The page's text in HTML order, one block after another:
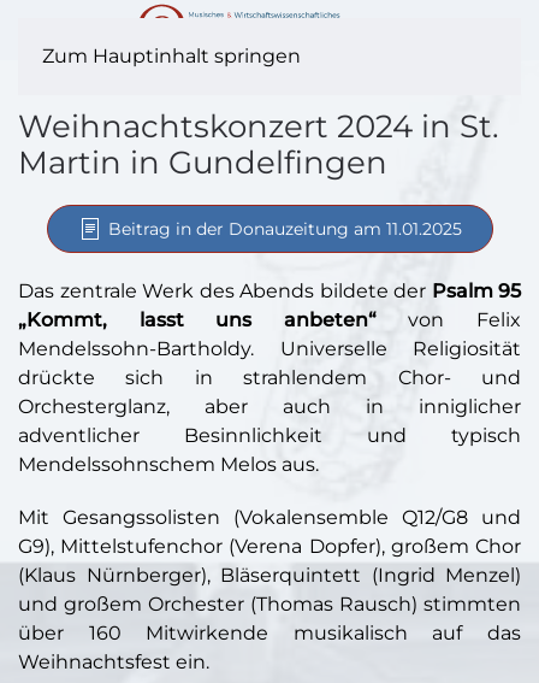
Zum Hauptinhalt springen
Weihnachtskonzert 2024 in St.
Martin in Gundelfingen
Beitrag in der Donauzeitung am 11.01.2025
Das zentrale Werk des Abends bildete der Psalm 95
„Kommt, lasst uns anbeten“von Felix
Mendelssohn-Bartholdy. Universelle Religiosität
drückte sich in strahlendem Chor- und
Orchesterglanz, aber auch in inniglicher
adventlicher Besinnlichkeit und typisch
Mendelssohnschem Melos aus.
Mit Gesangssolisten (Vokalensemble Q12/G8 und
G9), Mittelstufenchor (Verena Dopfer), großem Chor
(Klaus Nürnberger), Bläserquintett (Ingrid Menzel)
und großem Orchester (Thomas Rausch) stimmten
über 160 Mitwirkende musikalisch auf das
Weihnachtsfest ein.